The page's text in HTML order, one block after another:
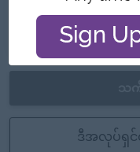
Training
Promotion
ဒီအလုပ်ရှင်